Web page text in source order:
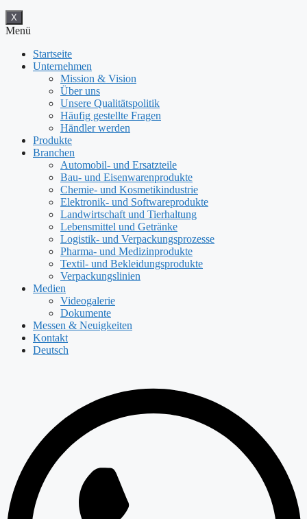
X
Menü
Startseite
Unternehmen
Mission & Vision
Über uns
Unsere Qualitätspolitik
Häufig gestellte Fragen
Händler werden
Produkte
Branchen
Automobil- und Ersatzteile
Bau- und Eisenwarenprodukte
Chemie- und Kosmetikindustrie
Elektronik- und Softwareprodukte
Landwirtschaft und Tierhaltung
Lebensmittel und Getränke
Logistik- und Verpackungsprozesse
Pharma- und Medizinprodukte
Textil- und Bekleidungsprodukte
Verpackungslinien
Medien
Videogalerie
Dokumente
Messen & Neuigkeiten
Kontakt
Deutsch